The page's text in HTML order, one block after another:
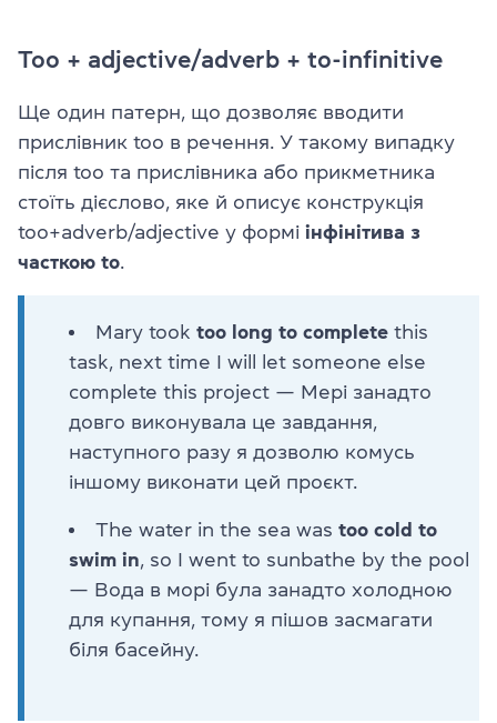
Too + adjective/adverb + to-infinitive
Ще один патерн, що дозволяє вводити
прислівник too в речення. У такому випадку
після too та прислівника або прикметника
стоїть дієслово, яке й описує конструкція
too+adverb/adjective у формі інфінітива з
часткою to
Mary took too long to complete this
task, next time I will let someone else
complete this project — Мері занадто
довго виконувала це завдання,
наступного разу я дозволю комусь
іншому виконати цей проєкт.
The water in the sea was too cold to
swim in , so I went to sunbathe by the pool
— Вода в морі була занадто холодною
для купання, тому я пішов засмагати
біля басейну.